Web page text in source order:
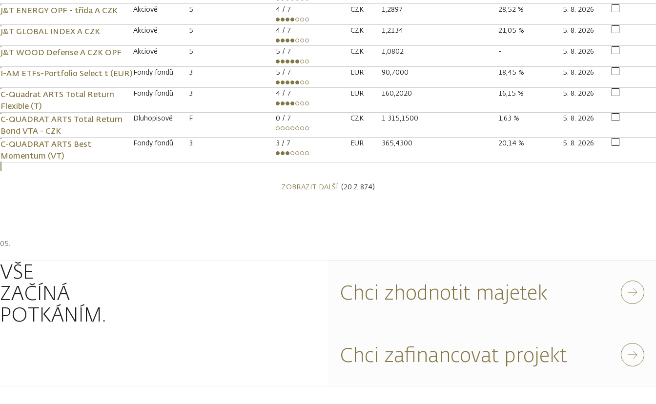
J&T ENERGY OPF - třída A CZK Akciové 5 4 / 7 CZK 1,2897 28,52 % 5. 8. 2026
J&T GLOBAL INDEX A CZK Akciové 5 4 / 7 CZK 1,2134 21,05 % 5. 8. 2026
J&T WOOD Defense A CZK OPF Akciové 5 5 / 7 CZK 1,0802 - 5. 8. 2026
I-AM ETFs-Portfolio Select t (EUR)Fondy fondů 3 5 / 7 EUR 90,7000 18,45 % 5. 8. 2026
C-Quadrat ARTS Total Return
Flexible (T)
Fondy fondů 3 4 / 7 EUR 160,2020 16,15 % 5. 8. 2026
C-QUADRAT ARTS Total Return
Bond VTA - CZK
Dluhopisové F 0 / 7 CZK 1 315,1500 1,63 % 5. 8. 2026
C-QUADRAT ARTS Best
Momentum (VT)
Fondy fondů 3 3 / 7 EUR 365,4300 20,14 % 5. 8. 2026
ZOBRAZIT DALŠÍ (20 Z 874)
VŠE
ZAČÍNÁ
POTKÁNÍM.
Chci zhodnotit majetek
Chci zafinancovat projekt